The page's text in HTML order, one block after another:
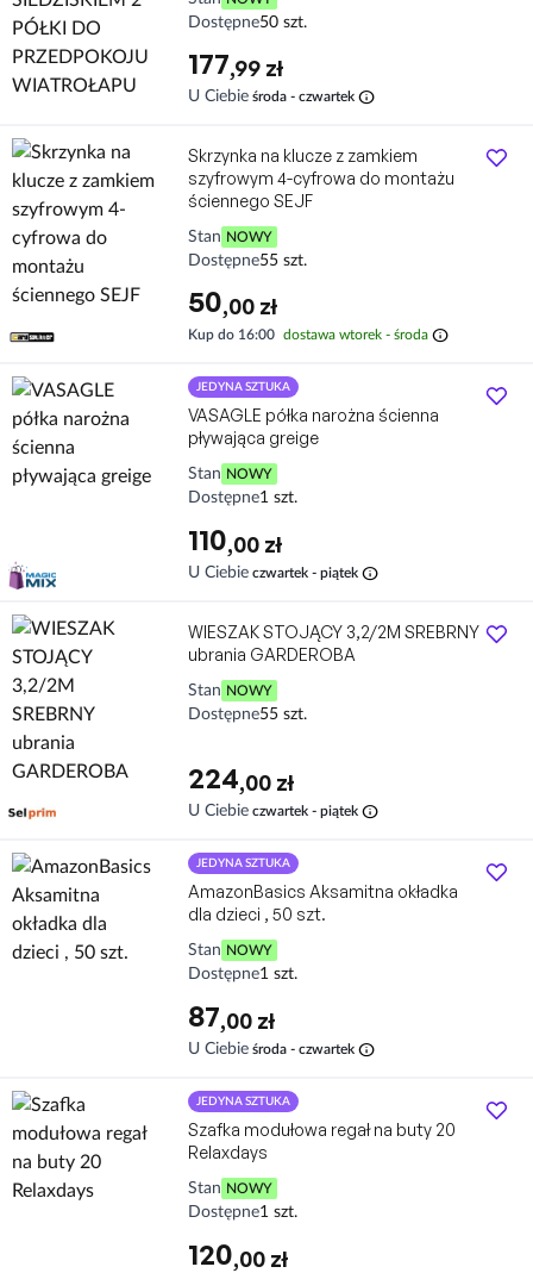
Dostępne50 szt.
177,99 zł
U Ciebie środa - czwartek info
Skrzynka na klucze z zamkiem
szyfrowym 4-cyfrowa do montażu
ściennego SEJF
Stan NOWY
Dostępne55 szt.
50,00 zł
Kup do 16:00 dostawa wtorek - środa info
JEDYNA SZTUKA
VASAGLE półka narożna ścienna
pływająca greige
Stan NOWY
Dostępne1 szt.
110,00 zł
U Ciebie czwartek - piątek info
WIESZAK STOJĄCY 3,2/2M SREBRNY
ubrania GARDEROBA
Stan NOWY
Dostępne55 szt.
224,00 zł
JEDYNA SZTUKA
AmazonBasics Aksamitna okładka
dla dzieci , 50 szt.
Stan NOWY
Dostępne1 szt.
87,00 zł
U Ciebie środa - czwartek info
JEDYNA SZTUKA
Szafka modułowa regał na buty 20
Relaxdays
Stan NOWY
Dostępne1 szt.
120,00 zł